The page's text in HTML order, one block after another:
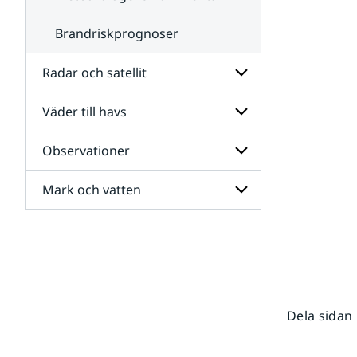
Brandriskprognoser
Radar och satellit
Undersidor
för
Radar
och
satellit
Väder till havs
Undersidor
för
Väder
till
havs
Observationer
Undersidor
för
Mark och vatten
Dela sidan